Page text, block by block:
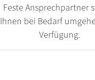
Feste Ansprechpartner
Ihnen bei Bedarf
Verfügung.